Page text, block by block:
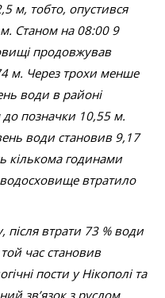
м, тобто, опустився
Станом на 08:00 9
продовжував
м. Через трохи менше
води в районі
позначки 10,55 м.
води становив 9,17
кількома годинами
втратило
після втрати 73 % води
час становив
пости у Нікополі та